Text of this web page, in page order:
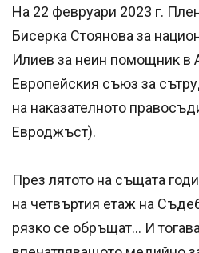
На 22 февруари 2023 г.
Бисерка Стоянова за
Илиев за неин помощник в
Европейския съюз за
на наказателното
Евроджъст).
През лятото на същата
на четвъртия етаж на
рязко се обръщат... И